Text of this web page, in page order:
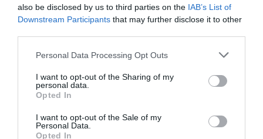
also be disclosed by us to third parties on the IAB’s List of
Downstream Participants that may further disclose it to other
Please note that this website/app uses one or more Google
not limited to your visit or usage behaviour. You may click to
grant or deny consent to Google and its third-party tags to
use your data for below specified purposes in below Google
consent section.
Personal Data Processing Opt Outs
I want to opt-out of the Sharing of my
personal data.
Opted In
I want to opt-out of the Sale of my
Personal Data.
Opted In
A Ferrari még mindig nem tervez teljesen